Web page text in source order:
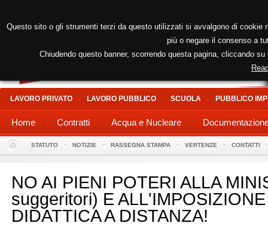
LAVORO PRIVATO LAVORO PUBBLICO SCUOLA PUBBLICO
Home Contratti Acqua e Nucleare
STATUTO NOTIZIE RASSEGNA STAMPA VERTENZE CONTATTI
NO AI PIENI POTERI ALLA
suggeritori) E
DIDATTICA A DISTANZA!
Questo sito o gli strumenti terzi da questo utilizzati si avvalgono di
più o negare il consenso a
Chiudendo questo banner, scorrendo questa pagina, cliccando